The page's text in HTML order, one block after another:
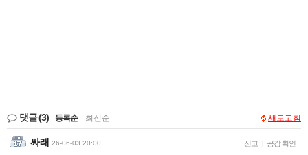
댓글(3) 등록순 최신순 새로고침
싸래 26-06-03 20:00 신고 | 공감 확인